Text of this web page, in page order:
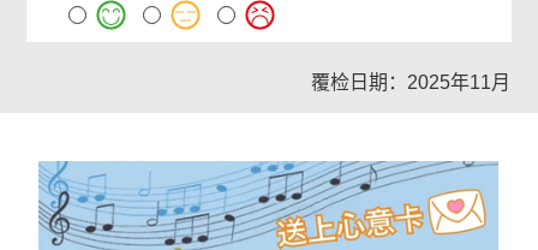
覆检日期：2025年11月